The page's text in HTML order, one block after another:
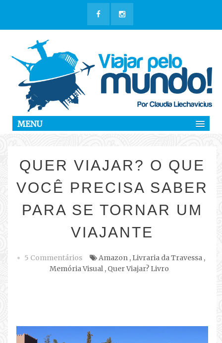
MENU
QUER VIAJAR? O QUE
VOCÊ PRECISA SABER
PARA SE TORNAR UM
VIAJANTE
5 Commentários Amazon, Livraria da Travessa,
Memória Visual , Quer Viajar? Livro